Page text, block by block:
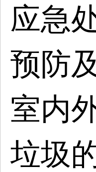
应急
预防
室内
垃圾